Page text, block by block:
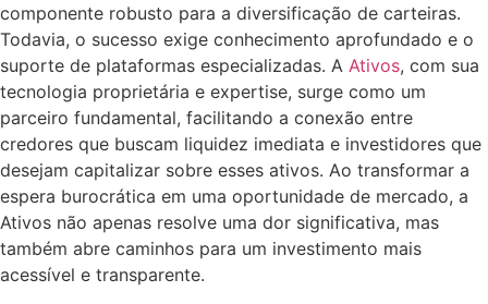
componente robusto para a diversificação de carteiras.
Todavia, o sucesso exige conhecimento aprofundado e o
suporte de plataformas especializadas. A Ativos, com sua
tecnologia proprietária e expertise, surge como um
parceiro fundamental, facilitando a conexão entre
credores que buscam liquidez imediata e investidores que
desejam capitalizar sobre esses ativos. Ao transformar a
espera burocrática em uma oportunidade de mercado, a
Ativos não apenas resolve uma dor significativa, mas
também abre caminhos para um investimento mais
acessível e transparente.